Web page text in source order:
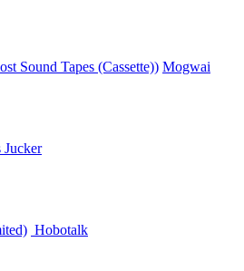
Sound Tapes (Cassette)) Mogwai
Jucker
Hobotalk